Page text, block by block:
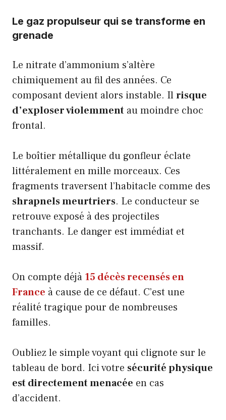
Le gaz propulseur qui se transforme en
grenade
Le nitrate d’ammonium s’altère
chimiquement au fil des années. Ce
composant devient alors instable. Ilrisque
d’exploser violemment au moindre choc
frontal.
Le boîtier métallique du gonfleur éclate
littéralement en mille morceaux. Ces
fragments traversent l’habitacle comme des
shrapnels meurtriers. Le conducteur se
retrouve exposé à des projectiles
tranchants. Le danger est immédiat et
massif.
On compte déjà 15 décès recensés en
France à cause de ce défaut. C’est une
réalité tragique pour de nombreuses
familles.
Oubliez le simple voyant qui clignote sur le
tableau de bord. Ici votre sécurité physique
est directement menacée en cas
d’accident.